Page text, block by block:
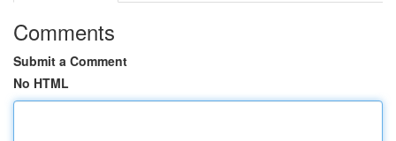
Comments
Submit a Comment
No HTML